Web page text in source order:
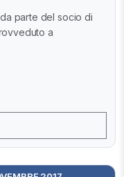
parte del socio di
a